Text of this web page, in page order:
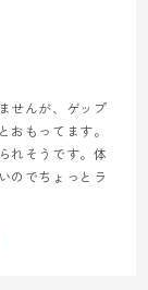
せんが、ゲップ
おもってます。
れそうです。体
のでちょっとラ